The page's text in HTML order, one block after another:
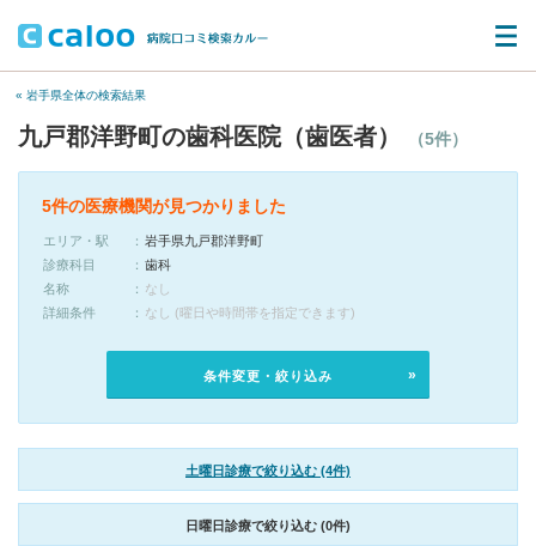
« 岩手県全体の検索結果
九戸郡洋野町の歯科医院（歯医者） （5件）
5件の医療機関が見つかりました
エリア・駅
岩手県九戸郡洋野町
診療科目
歯科
名称
なし
詳細条件
なし (曜日や時間帯を指定できます)
条件変更・絞り込み
土曜日診療で絞り込む (4件)
日曜日診療で絞り込む (0件)